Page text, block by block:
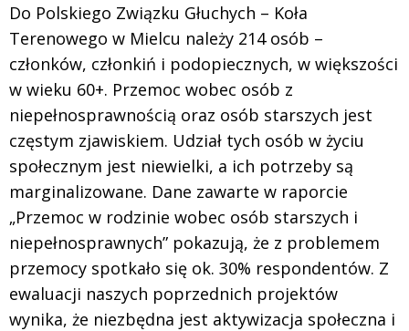
Do Polskiego Związku Głuchych – Koła
Terenowego w Mielcu należy 214 osób –
członków, członkiń i podopiecznych, w większości
w wieku 60+. Przemoc wobec osób z
niepełnosprawnością oraz osób starszych jest
częstym zjawiskiem. Udział tych osób w życiu
społecznym jest niewielki, a ich potrzeby są
marginalizowane. Dane zawarte w raporcie
„Przemoc w rodzinie wobec osób starszych i
niepełnosprawnych” pokazują, że z problemem
przemocy spotkało się ok. 30% respondentów. Z
ewaluacji naszych poprzednich projektów
wynika, że niezbędna jest aktywizacja społeczna i